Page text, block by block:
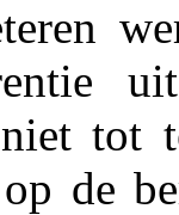
tot
de